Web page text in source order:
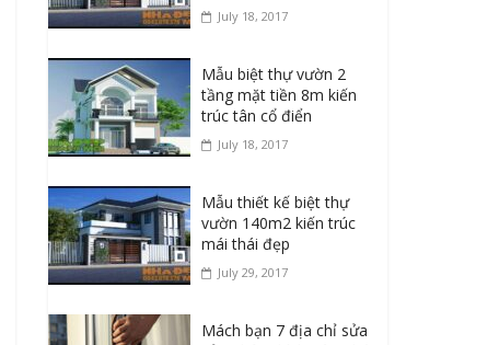
July 18, 2017
Mẫu biệt thự vườn 2
tầng mặt tiền 8m kiến
trúc tân cổ điển
July 18, 2017
Mẫu thiết kế biệt thự
vườn 140m2 kiến trúc
mái thái đẹp
July 29, 2017
Mách bạn 7 địa chỉ sửa